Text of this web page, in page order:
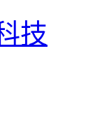
技